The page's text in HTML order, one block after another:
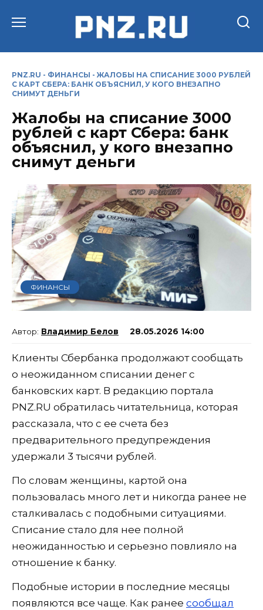
PNZ.RU - ФИНАНСЫ - ЖАЛОБЫ НА СПИСАНИЕ 3000 РУБЛЕЙ
С КАРТ СБЕРА: БАНК ОБЪЯСНИЛ, У КОГО ВНЕЗАПНО
СНИМУТ ДЕНЬГИ
Жалобы на списание 3000
рублей с карт Сбера: банк
объяснил, у кого внезапно
снимут деньги
ФИНАНСЫ
Владимир Белов 28.05.2026 14:00
Клиенты Сбербанка продолжают сообщать
о неожиданном списании денег с
банковских карт. В редакцию портала
PNZ.RU обратилась читательница, которая
рассказала, что с ее счета без
предварительного предупреждения
удержали 3 тысячи рублей.
По словам женщины, картой она
пользовалась много лет и никогда ранее не
сталкивалась с подобными ситуациями.
Списание стало для нее полной
неожиданностью и серьезно повлияло на
отношение к банку.
Подобные истории в последние месяцы
появляются все чаще. Как ранее сообщал